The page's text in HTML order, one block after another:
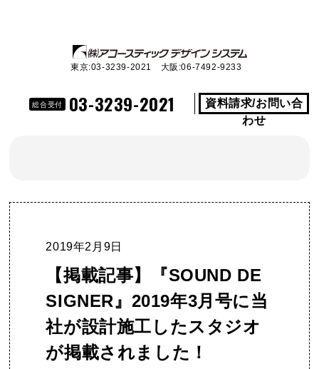
東京:03-3239-2021 大阪:06-7492-9233
総合受付 03-3239-2021
資料請求/お問い合
わせ
2019年2月9日
【掲載記事】『SOUND DE
SIGNER』2019年3月号に当
社が設計施工したスタジオ
が掲載されました！